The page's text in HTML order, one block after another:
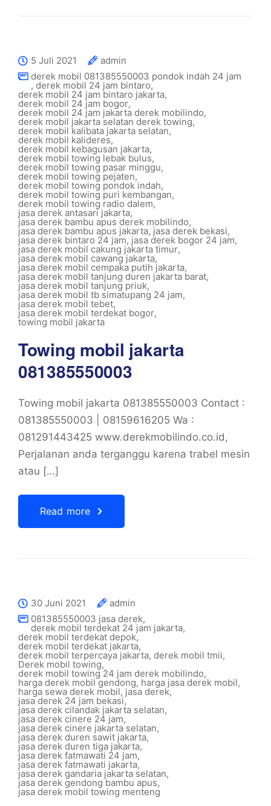
5 Juli 2021
admin
derek mobil 081385550003 pondok indah 24 jam
, derek mobil 24 jam bintaro,
derek mobil 24 jam bintaro jakarta,
derek mobil 24 jam bogor,
derek mobil 24 jam jakarta derek mobilindo,
derek mobil jakarta selatan derek towing,
derek mobil kalibata jakarta selatan,
derek mobil kalideres,
derek mobil kebagusan jakarta,
derek mobil towing lebak bulus,
derek mobil towing pasar minggu,
derek mobil towing pejaten,
derek mobil towing pondok indah,
derek mobil towing puri kembangan,
derek mobil towing radio dalem,
jasa derek antasari jakarta,
jasa derek bambu apus derek mobilindo,
jasa derek bambu apus jakarta, jasa derek bekasi,
jasa derek bintaro 24 jam, jasa derek bogor 24 jam,
jasa derek mobil cakung jakarta timur,
jasa derek mobil cawang jakarta,
jasa derek mobil cempaka putih jakarta,
jasa derek mobil tanjung duren jakarta barat,
jasa derek mobil tanjung priuk,
jasa derek mobil tb simatupang 24 jam,
jasa derek mobil tebet,
jasa derek mobil terdekat bogor,
towing mobil jakarta
Towing mobil jakarta
081385550003
Towing mobil jakarta 081385550003 Contact :
081385550003 | 08159616205 Wa :
081291443425 www.derekmobilindo.co.id,
Perjalanan anda terganggu karena trabel mesin
atau […]
Read more
30 Juni 2021
admin
081385550003 jasa derek,
derek mobil terdekat 24 jam jakarta,
derek mobil terdekat depok,
derek mobil terdekat jakarta,
derek mobil terpercaya jakarta, derek mobil tmii,
Derek mobil towing,
derek mobil towing 24 jam derek mobilindo,
harga derek mobil gendong, harga jasa derek mobil,
harga sewa derek mobil, jasa derek,
jasa derek 24 jam bekasi,
jasa derek cilandak jakarta selatan,
jasa derek cinere 24 jam,
jasa derek cinere jakarta selatan,
jasa derek duren sawit jakarta,
jasa derek duren tiga jakarta,
jasa derek fatmawati 24 jam,
jasa derek fatmawati jakarta,
jasa derek gandaria jakarta selatan,
jasa derek gendong bambu apus,
jasa derek mobil towing menteng